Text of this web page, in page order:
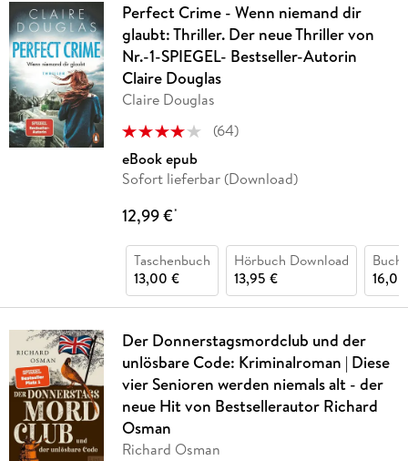
Perfect Crime - Wenn niemand dir
glaubt: Thriller. Der neue Thriller von
Nr.-1-SPIEGEL- Bestseller-Autorin
Claire Douglas
Claire Douglas
(64)
eBook epub
Sofort lieferbar (Download)
12,99 €*
Taschenbuch
13,00 €
Hörbuch Download
13,95 €
Der Donnerstagsmordclub und der
unlösbare Code: Kriminalroman | Diese
vier Senioren werden niemals alt - der
neue Hit von Bestsellerautor Richard
Osman
Richard Osman